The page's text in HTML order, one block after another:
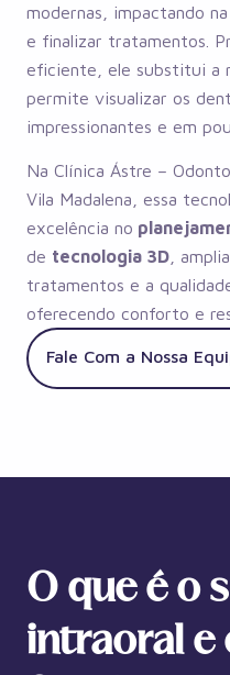
modernas, impactando
e finalizar tratamentos.
eficiente, ele substitui a
permite visualizar os
impressionantes e em
Na Clínica Ástre –
Vila Madalena, essa
excelência no
de tecnologia 3D ,
tratamentos e a
oferecendo conforto e
Fale Com a Nossa
O que é o
intraoral e